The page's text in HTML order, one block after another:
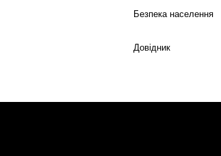
Безпека населення
Довідник